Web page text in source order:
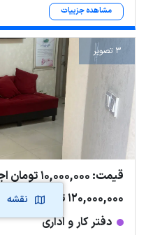
نقشه
مشاهده جزییات
3 تصویر
قیمت: 10,000,000 تومان اجاره
120,000,000 تومان رهن
دفتر کار و اداری